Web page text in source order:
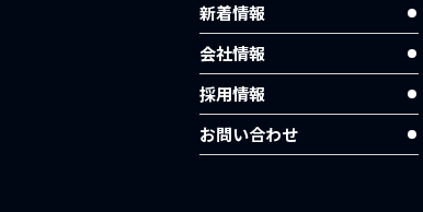
新着情報
会社情報
採用情報
お問い合わせ